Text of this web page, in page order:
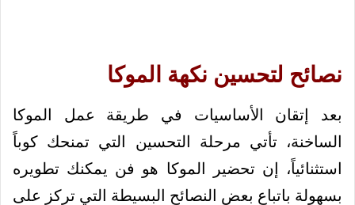
نصائح لتحسين نكهة الموكا
بعد إتقان الأساسيات في طريقة عمل الموكا
الساخنة، تأتي مرحلة التحسين التي تمنحك كوباً
استثنائياً، إن تحضير الموكا هو فن يمكنك تطويره
بسهولة باتباع بعض النصائح البسيطة التي تركز على